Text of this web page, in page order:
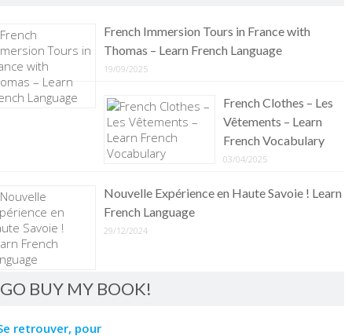
French Immersion Tours in France with
Thomas – Learn French Language
19/09/2025
French Clothes – Les
Vêtements – Learn
French Vocabulary
03/04/2025
Nouvelle Expérience en Haute Savoie ! Learn
French Language
29/12/2024
GO BUY MY BOOK!